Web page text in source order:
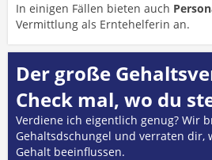
In einigen Fällen bieten auch
Vermittlung als Erntehelferin an.
Der große
Check mal, wo du
Verdiene ich eigentlich genug? Wir
Gehaltsdschungel und verraten dir,
Gehalt beeinflussen.